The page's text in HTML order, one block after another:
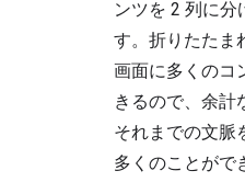
ンツを 2 列に分
す。折りたたま
画面に多くのコ
きるので、余計
それまでの文脈
多くのことがで